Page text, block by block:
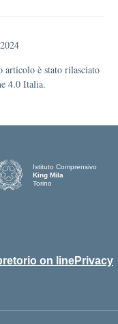
articolo è stato rilasciato
4.0 Italia.
Istituto Comprensivo
King Mila
Torino
on linePrivacy